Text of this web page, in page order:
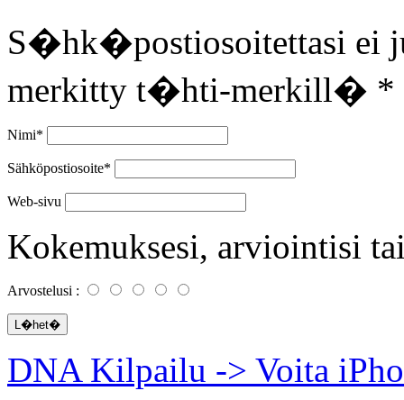
S�hk�postiosoitettasi ei
merkitty t�hti-merkill� *
Nimi*
Sähköpostiosoite*
Web-sivu
Kokemuksesi, arviointisi
Arvostelusi :
DNA Kilpailu -> Voita